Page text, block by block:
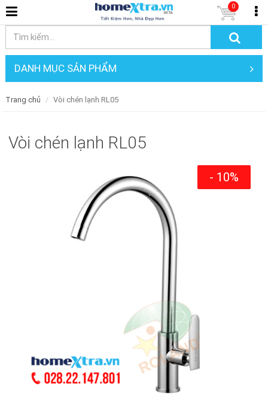
0
DANH MỤC SẢN PHẨM
Trang chủ Vòi chén lạnh RL05
Vòi chén lạnh RL05
- 10%